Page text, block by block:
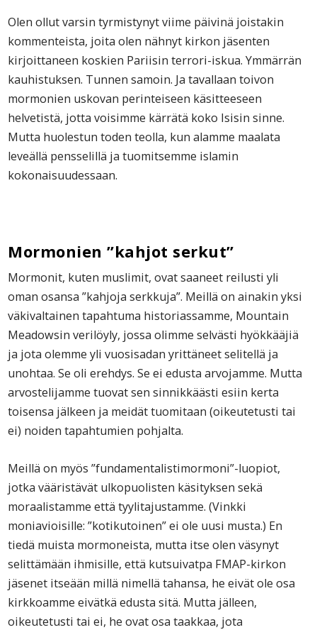
Olen ollut varsin tyrmistynyt viime päivinä joistakin
kommenteista, joita olen nähnyt kirkon jäsenten
kirjoittaneen koskien Pariisin terrori-iskua. Ymmärrän
kauhistuksen. Tunnen samoin. Ja tavallaan toivon
mormonien uskovan perinteiseen käsitteeseen
helvetistä, jotta voisimme kärrätä koko Isisin sinne.
Mutta huolestun toden teolla, kun alamme maalata
leveällä pensselillä ja tuomitsemme islamin
kokonaisuudessaan.
Mormonien ”kahjot serkut”
Mormonit, kuten muslimit, ovat saaneet reilusti yli
oman osansa ”kahjoja serkkuja”. Meillä on ainakin yksi
väkivaltainen tapahtuma historiassamme, Mountain
Meadowsin verilöyly, jossa olimme selvästi hyökkääjiä
ja jota olemme yli vuosisadan yrittäneet selitellä ja
unohtaa. Se oli erehdys. Se ei edusta arvojamme. Mutta
arvostelijamme tuovat sen sinnikkäästi esiin kerta
toisensa jälkeen ja meidät tuomitaan (oikeutetusti tai
ei) noiden tapahtumien pohjalta.
Meillä on myös ”fundamentalistimormoni”-luopiot,
jotka vääristävät ulkopuolisten käsityksen sekä
moraalistamme että tyylitajustamme. (Vinkki
moniavioisille: ”kotikutoinen” ei ole uusi musta.) En
tiedä muista mormoneista, mutta itse olen väsynyt
selittämään ihmisille, että kutsuivatpa FMAP-kirkon
jäsenet itseään millä nimellä tahansa, he eivät ole osa
kirkkoamme eivätkä edusta sitä. Mutta jälleen,
oikeutetusti tai ei, he ovat osa taakkaa, jota